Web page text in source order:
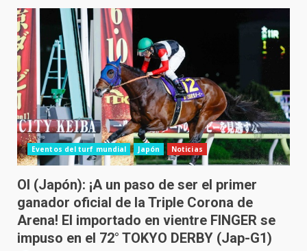
Eventos del turf mundial Japón Noticias
OI (Japón): ¡A un paso de ser el primer
ganador oficial de la Triple Corona de
Arena! El importado en vientre FINGER se
impuso en el 72° TOKYO DERBY (Jap-G1)